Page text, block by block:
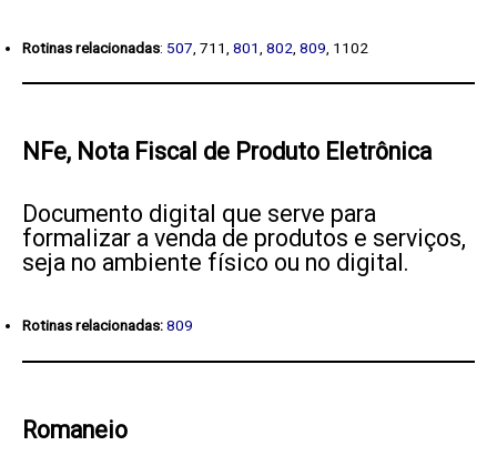
Rotinas relacionadas: 507 , 711, 801 802 809 , 1102
NFe, Nota Fiscal de Produto Eletrônica
Documento digital que serve para
formalizar a venda de produtos e serviços,
seja no ambiente físico ou no digital.
Rotinas relacionadas:809
Romaneio